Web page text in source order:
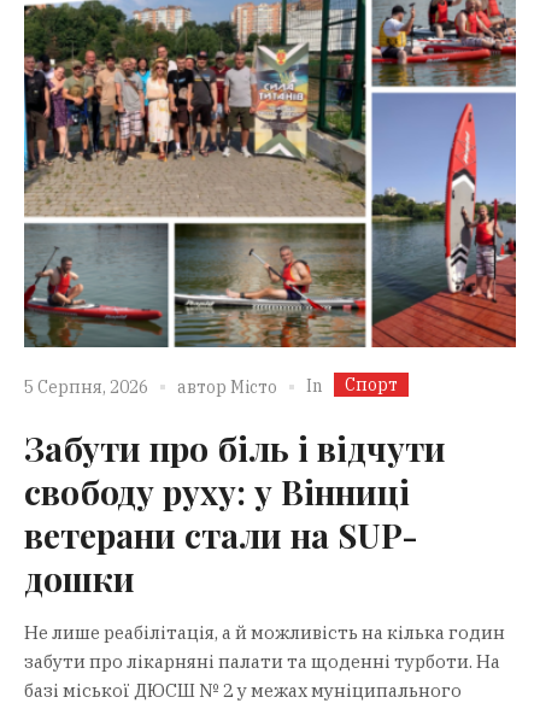
5 Серпня, 2026 автор Місто In Спорт
Забути про біль і відчути
свободу руху: у Вінниці
ветерани стали на SUP-
дошки
Не лише реабілітація, а й можливість на кілька годин
забути про лікарняні палати та щоденні турботи. На
базі міської ДЮСШ № 2 у межах муніципального